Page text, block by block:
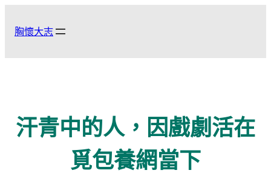
胸懷大志
汗青中的人，因戲劇活在
覓包養網當下